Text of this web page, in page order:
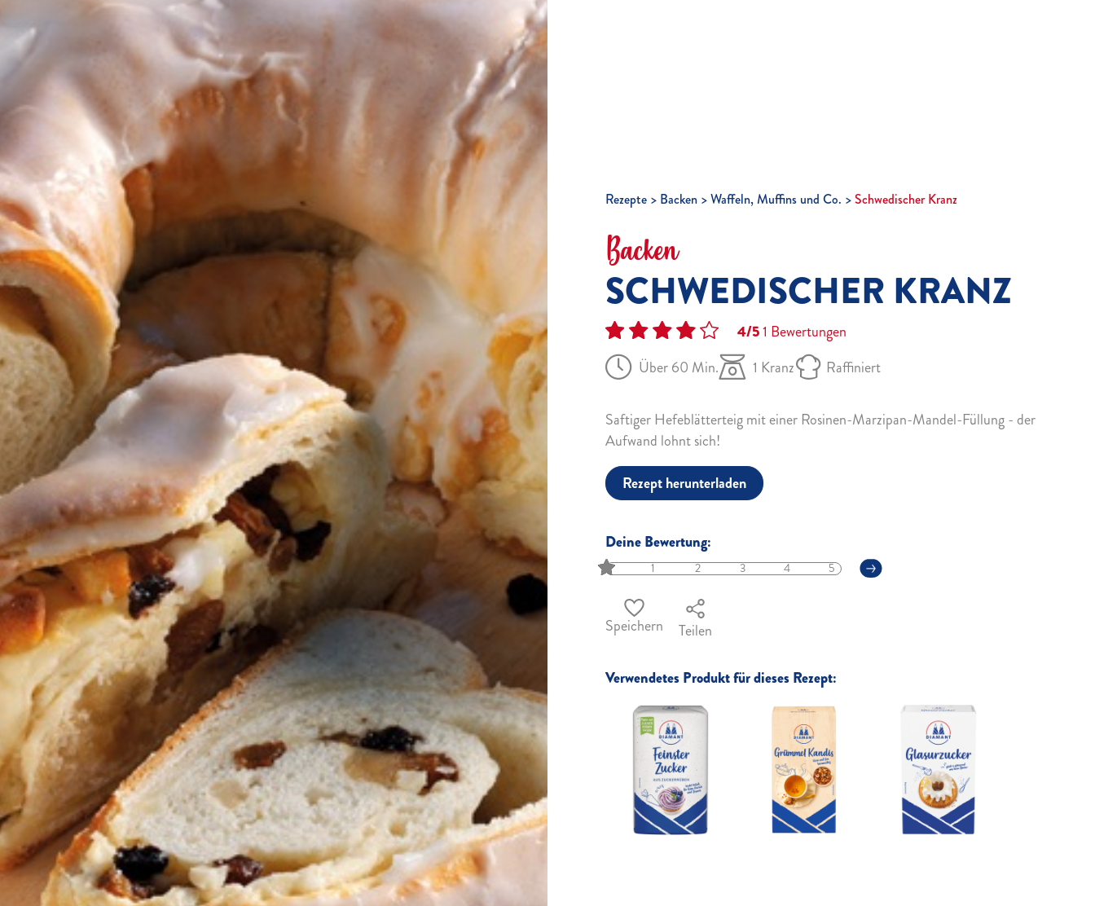
Rezepte Backen Waffeln, Muffins und Co. Schwedischer Kranz
Backen
SCHWEDISCHER KRANZ
4/51 Bewertungen
Über 60 Min.
1 Kranz Raffiniert
Saftiger Hefeblätterteig mit einer Rosinen-Marzipan-Mandel-Füllung - der
Aufwand lohnt sich!
Rezept herunterladen
Deine Bewertung:
1 2 3 4 5
Speichern Teilen
Verwendetes Produkt für dieses Rezept: